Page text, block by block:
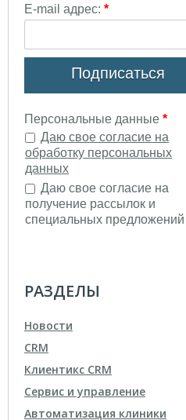
РАЗДЕЛЫ
Новости
CRM
Клиентикс CRM
Сервис и управление
Автоматизация клиники